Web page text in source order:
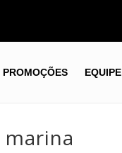
PROMOÇÕES EQUIPE
marina